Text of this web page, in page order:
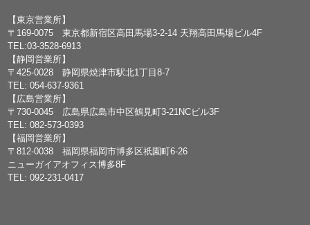
【東京営業所】
〒169-0075 東京都新宿区高田馬場3-2-14 天翔高田馬場ビル4F
TEL:03-3528-6913
【静岡営業所】
〒425-0028 静岡県焼津市駅北1丁目8-7
TEL: 054-637-9361
【広島営業所】
〒730-0045 広島県広島市中区鶴見町3-21NCビル3F
TEL: 082-573-0393
【福岡営業所】
〒812-0038 福岡県福岡市博多区祇園町6-26
ニューガイアオフィス博多8F
TEL: 092-231-0417